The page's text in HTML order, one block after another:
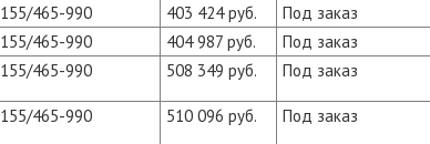
155/465-990 403 424 руб.
Под заказ
155/465-990 404 987 руб.
Под заказ
155/465-990 508 349 руб. Под заказ
155/465-990 510 096 руб. Под заказ